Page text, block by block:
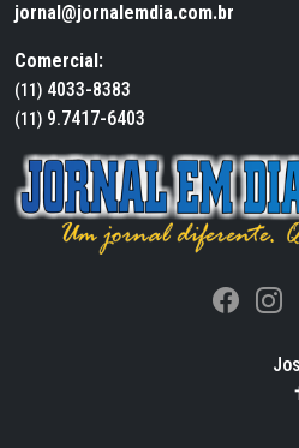
jornal@jornalemdia.com.br
Comercial:
(11) 4033-8383
(11) 9.7417-6403